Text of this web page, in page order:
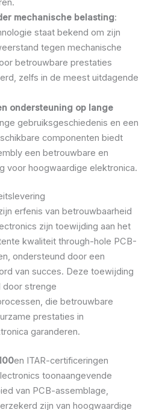
mechanische belasting:
staat bekend om zijn
tegen mechanische
betrouwbare prestaties
zelfs in de meest uitdagende
ondersteuning op lange
gebruiksgeschiedenis en een
componenten biedt
een betrouwbare en
voor hoogwaardige elektronica.
erfenis van betrouwbaarheid
zijn toewijding aan het
kwaliteit through-hole PCB-
ondersteund door een
van succes. Deze toewijding
strenge
die betrouwbare
prestaties in
garanderen.
en ITAR-certificeringen
toonaangevende
van PCB-assemblage,
zijn van hoogwaardige